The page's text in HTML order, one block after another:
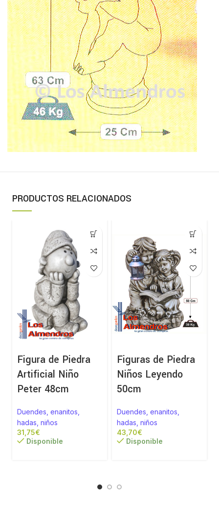
PRODUCTOS RELACIONADOS
Figura de Piedra
Artificial Niño
Peter 48cm
Duendes, enanitos,
hadas, niños
€
Disponible
Figuras de Piedra
Niños Leyendo
50cm
Duendes, enanitos,
hadas, niños
€
Disponible